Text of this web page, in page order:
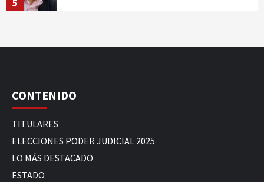
5
CONTENIDO
TITULARES
ELECCIONES PODER JUDICIAL 2025
LO MÁS DESTACADO
ESTADO